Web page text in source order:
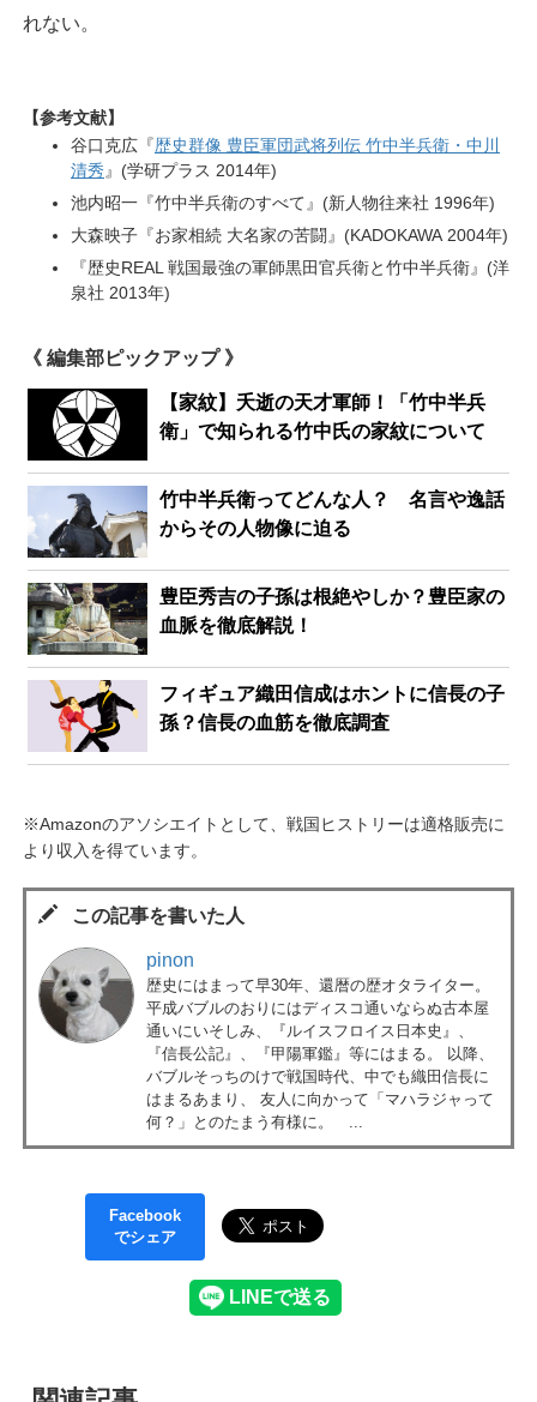
れない。
【参考文献】
谷口克広『 歴史群像 豊臣軍団武将列伝 竹中半兵衛・中川
清秀 』(学研プラス 2014年)
池内昭一『竹中半兵衛のすべて』(新人物往来社 1996年)
大森映子『お家相続 大名家の苦闘』(KADOKAWA 2004年)
『歴史REAL 戦国最強の軍師黒田官兵衛と竹中半兵衛』(洋
泉社 2013年)
《 編集部ピックアップ 》
【家紋】夭逝の天才軍師！「竹中半兵
衛」で知られる竹中氏の家紋について
竹中半兵衛ってどんな人？ 名言や逸話
からその人物像に迫る
豊臣秀吉の子孫は根絶やしか？豊臣家の
血脈を徹底解説！
フィギュア織田信成はホントに信長の子
孫？信長の血筋を徹底調査
※Amazonのアソシエイトとして、戦国ヒストリーは適格販売に
より収入を得ています。
この記事を書いた人
pinon
歴史にはまって早30年、還暦の歴オタライター。
平成バブルのおりにはディスコ通いならぬ古本屋
通いにいそしみ、『ルイスフロイス日本史』、
『信長公記』、『甲陽軍鑑』等にはまる。 以降、
バブルそっちのけで戦国時代、中でも織田信長に
はまるあまり、 友人に向かって「マハラジャって
何？」とのたまう有様に。 ...
Facebook
でシェア